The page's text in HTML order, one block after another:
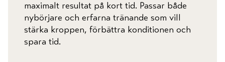
maximalt resultat på kort tid. Passar både
nybörjare och erfarna tränande som vill
stärka kroppen, förbättra konditionen och
spara tid.